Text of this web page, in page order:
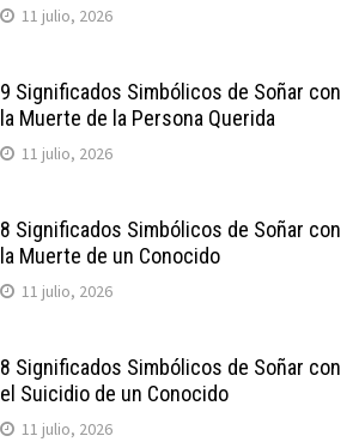
11 julio, 2026
9 Significados Simbólicos de Soñar con
la Muerte de la Persona Querida
11 julio, 2026
8 Significados Simbólicos de Soñar con
la Muerte de un Conocido
11 julio, 2026
8 Significados Simbólicos de Soñar con
el Suicidio de un Conocido
11 julio, 2026